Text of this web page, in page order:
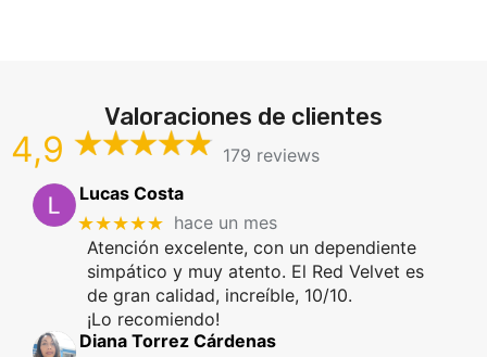
Valoraciones de clientes
4,9
179 reviews
Lucas Costa
★★★★★ hace un mes
Atención excelente, con un dependiente
simpático y muy atento. El Red Velvet es
de gran calidad, increíble, 10/10.
¡Lo recomiendo!
Diana Torrez Cárdenas